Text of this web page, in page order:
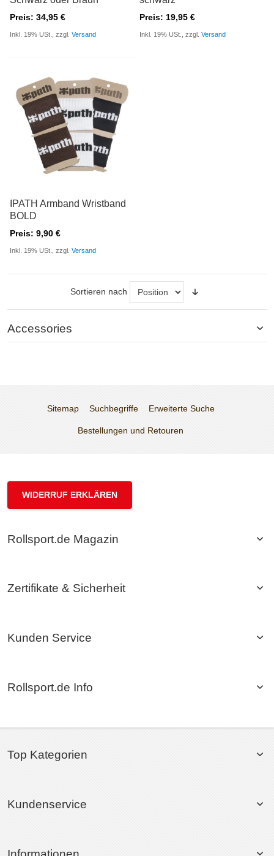
Preis: 34,95 €
Inkl. 19% USt., zzgl.Versand
Preis: 19,95 €
Inkl. 19% USt., zzgl.Versand
IPATH Armband Wristband
BOLD
Preis: 9,90 €
Inkl. 19% USt., zzgl.Versand
Sortieren nach
Accessories
Sitemap Suchbegriffe Erweiterte Suche
Bestellungen und Retouren
WIDERRUF ERKLÄREN
Rollsport.de Magazin
Zertifikate & Sicherheit
Kunden Service
Rollsport.de Info
Top Kategorien
Kundenservice